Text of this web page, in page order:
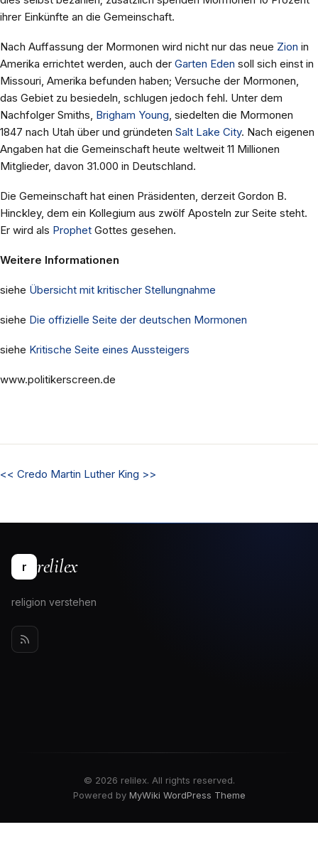
ihrer Einkünfte an die Gemeinschaft.
Nach Auffassung der Mormonen wird nicht nur das neue Zion in
Amerika errichtet werden, auch der Garten Eden soll sich einst in
Missouri, Amerika befunden haben; Versuche der Mormonen,
das Gebiet zu besiedeln, schlugen jedoch fehl. Unter dem
Nachfolger Smiths, Brigham Young, siedelten die Mormonen
1847 nach Utah über und gründeten Salt Lake City. Nach eigenen
Angaben hat die Gemeinschaft heute weltweit 11 Millionen
Mitglieder, davon 31.000 in Deutschland.
Die Gemeinschaft hat einen Präsidenten, derzeit Gordon B.
Hinckley, dem ein Kollegium aus zwölf Aposteln zur Seite steht.
Er wird als Prophet Gottes gesehen.
Weitere Informationen
siehe Übersicht mit kritischer Stellungnahme
siehe Die offizielle Seite der deutschen Mormonen
siehe Kritische Seite eines Aussteigers
www.politikerscreen.de
<< Credo Martin Luther King >>
r relilex
religion verstehen
© 2026 relilex. All rights reserved.
Powered by MyWiki WordPress Theme